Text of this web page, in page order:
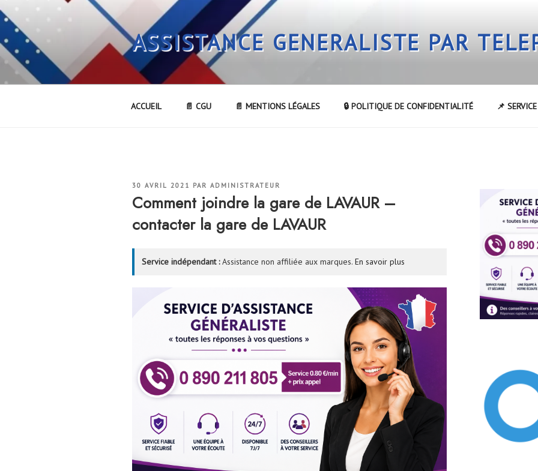
Aller
au
contenu
principal
ASSISTANCE GENERALISTE PAR
ACCUEIL 📄 CGU 📄 MENTIONS LÉGALES 🔒 POLITIQUE DE CONFIDENTIALITÉ 📌
PUBLIÉ
30 AVRIL 2021 PAR ADMINISTRATEUR
Comment joindre la gare de LAVAUR –
contacter la gare de LAVAUR
Service indépendant :Assistance non affiliée aux marques. En savoir plus